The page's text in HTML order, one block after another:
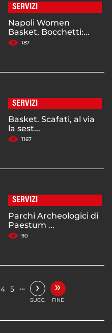
SERVIZI
Napoli Women
Basket, Bocchetti:...
187
SERVIZI
Basket. Scafati, al via
la sest...
1167
SERVIZI
Parchi Archeologici di
Paestum ...
90
4 5 … ›
SUCC.
»
FINE